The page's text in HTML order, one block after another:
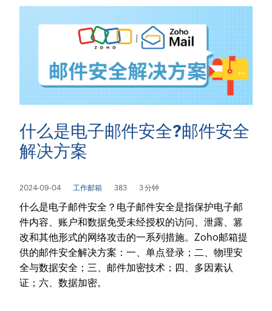
什么是电子邮件安全?邮件安全
解决方案
2024-09-04 工作邮箱 383 3 分钟
什么是电子邮件安全？电子邮件安全是指保护电子邮
件内容、账户和数据免受未经授权的访问、泄露、篡
改和其他形式的网络攻击的一系列措施。Zoho邮箱提
供的邮件安全解决方案：一、单点登录；二、物理安
全与数据安全；三、邮件加密技术；四、多因素认
证；六、数据加密。